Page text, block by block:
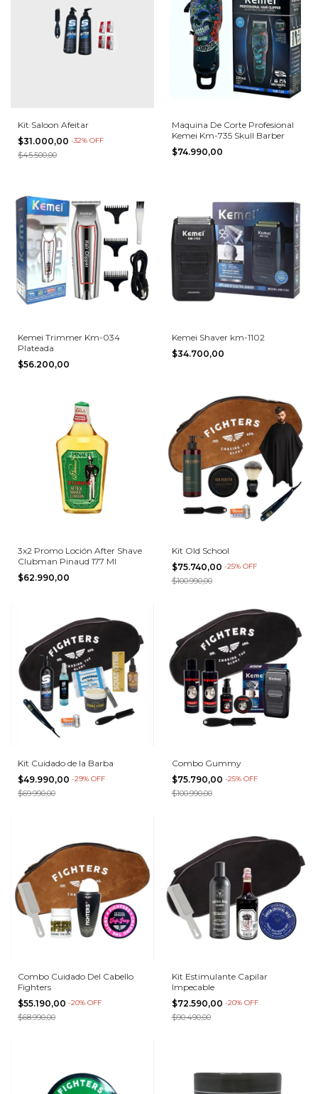
Kit Saloon Afeitar
$31.000,00 -32% OFF
$45.500,00
Maquina De Corte Profesional
Kemei Km-735 Skull Barber
$74.990,00
Kemei Trimmer Km-034
Plateada
$56.200,00
Kemei Shaver km-1102
$34.700,00
3x2 Promo Loción After Shave
Clubman Pinaud 177 Ml
$62.990,00
Kit Old School
$75.740,00 -25% OFF
$100.990,00
Kit Cuidado de la Barba
$49.990,00 -29% OFF
$69.990,00
Combo Gummy
$75.790,00 -25% OFF
$100.990,00
Combo Cuidado Del Cabello
Fighters
$55.190,00 -20% OFF
$68.990,00
Kit Estimulante Capilar
Impecable
$72.590,00 -20% OFF
$90.490,00